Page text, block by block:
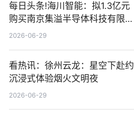
每日头条!海川智能：拟1.3亿元
购买南京集溢半导体科技有限公
司15.3%股权
2026-06-29
看热讯：徐州云龙：星空下赴约
沉浸式体验烟火文明夜
2026-06-29